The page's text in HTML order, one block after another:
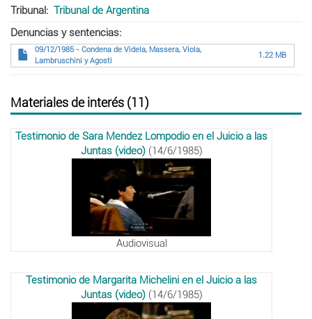
Tribunal
Tribunal de Argentina
Denuncias y sentencias
09/12/1985 - Condena de Videla, Massera, Viola,
Lambruschini y Agosti
1.22 MB
Materiales de interés (11)
Testimonio de Sara Mendez Lompodio en el Juicio a las
Juntas (video)(14/6/1985)
Audiovisual
Testimonio de Margarita Michelini en el Juicio a las
Juntas (video)(14/6/1985)